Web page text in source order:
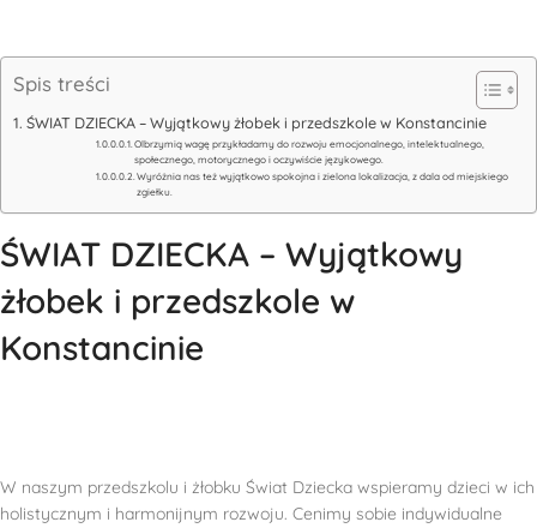
Spis treści
ŚWIAT DZIECKA – Wyjątkowy żłobek i przedszkole w Konstancinie
Olbrzymią wagę przykładamy do rozwoju emocjonalnego, intelektualnego,
społecznego, motorycznego i oczywiście językowego.
Wyróżnia nas też wyjątkowo spokojna i zielona lokalizacja, z dala od miejskiego
zgiełku.
ŚWIAT DZIECKA – Wyjątkowy
żłobek i przedszkole w
Konstancinie
W naszym przedszkolu i żłobku Świat Dziecka wspieramy dzieci w ich
holistycznym i harmonijnym rozwoju. Cenimy sobie indywidualne